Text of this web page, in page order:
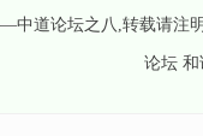
中道论坛之八 ,转载请注
论坛